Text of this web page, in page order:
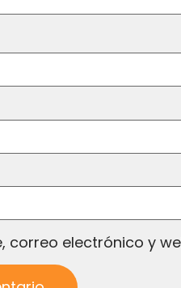
correo electrónico y